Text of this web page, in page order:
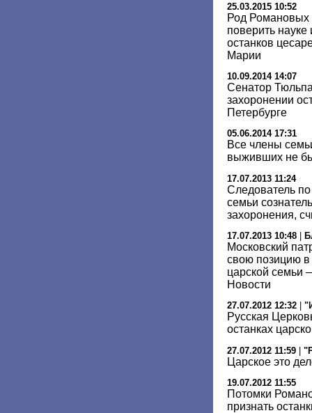
25.03.2015 10:52
Род Романовых
поверить науке
останков
Марии
10.09.2014 14:07
Сенатор
захоронении
Петербурге
05.06.2014 17:31
Все члены
выживших не
17.07.2013 11:24
Следователь
семьи
захоронения,
17.07.2013 10:48
Московский
свою позицию в
царской семьи
Новости
27.07.2012 12:32
Русская
останках
27.07.2012 11:59 |
Царское это
19.07.2012 11:55
Потомки
признать